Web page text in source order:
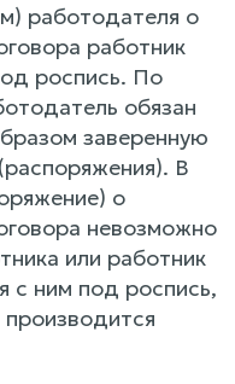
работодателя о
работник
роспись. По
обязан
заверенную
В
о
невозможно
или работник
с ним под роспись,